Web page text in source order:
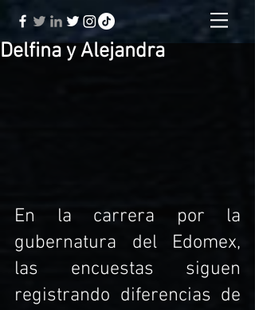
Delfina y Alejandra
En la carrera por la
gubernatura del Edomex,
las encuestas siguen
registrando diferencias de